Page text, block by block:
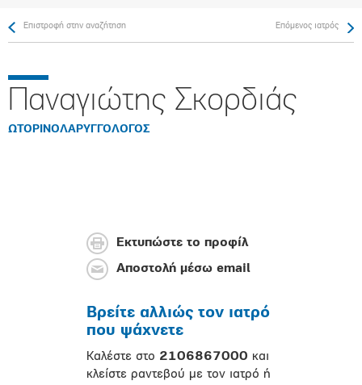
Επιστροφή στην αναζήτηση Επόμενος ιατρός
Παναγιώτης Σκορδιάς
ΩΤΟΡΙΝΟΛΑΡΥΓΓΟΛΟΓΟΣ
Εκτυπώστε το προφίλ
Αποστολή μέσω email
Βρείτε αλλιώς τον ιατρό
που ψάχνετε
Καλέστε στο 2106867000 και
κλείστε ραντεβού με τον ιατρό ή